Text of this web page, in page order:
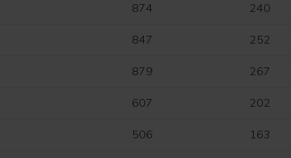
874 240
847 252
879 267
607 202
506 163